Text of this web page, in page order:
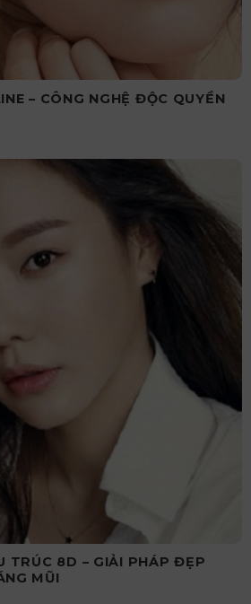
– CÔNG NGHỆ ĐỘC QUYỀN
TRÚC 8D – GIẢI PHÁP ĐẸP
MŨI